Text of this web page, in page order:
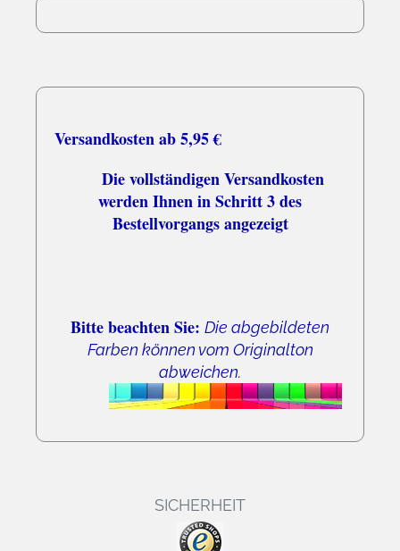
Versandkosten ab 5,95 €
Die vollständigen Versandkosten
werden Ihnen in Schritt 3 des
Bestellvorgangs angezeigt
Bitte beachten Sie: Die abgebildeten
Farben können vom Originalton
abweichen.
SICHERHEIT